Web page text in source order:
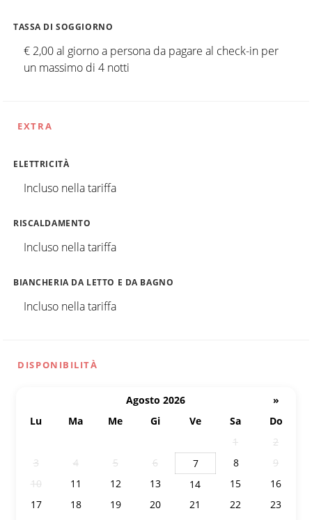
TASSA DI SOGGIORNO
€ 2,00 al giorno a persona da pagare al check-in per
un massimo di 4 notti
EXTRA
ELETTRICITÀ
Incluso nella tariffa
RISCALDAMENTO
Incluso nella tariffa
BIANCHERIA DA LETTO E DA BAGNO
Incluso nella tariffa
DISPONIBILITÀ
Agosto 2026
»
Lu
Ma Me Gi Ve Sa
Do
1
2
3
4 5 6 7 8
9
10
11 12 13 14 15
16
17
18 19 20 21 22
23